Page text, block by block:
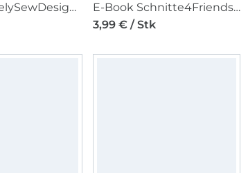
E-Book LovelySewDesign Lovely Lady Top Damen
E-Book Schnitte4Friends Kim Kimonoshirt
3,99 € / Stk